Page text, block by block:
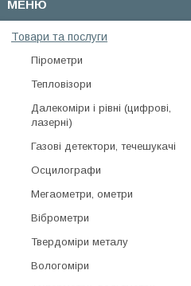
Товари та послуги
Пірометри
Тепловізори
Далекоміри і рівні (цифрові,
лазерні)
Газові детектори, течешукачі
Осцилографи
Мегаометри, ометри
Віброметри
Твердоміри металу
Вологоміри